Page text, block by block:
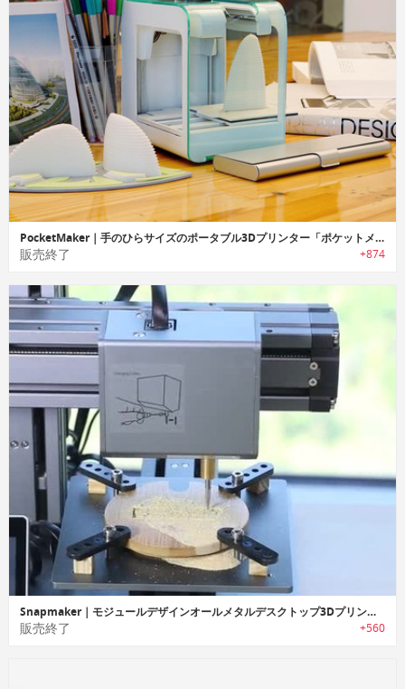
PocketMaker｜手のひらサイズのポータブル3Dプリンター「ポケットメーカー」
販売終了 +874
Snapmaker｜モジュールデザインオールメタルデスクトップ3Dプリンター「スナップメーカー」
販売終了 +560